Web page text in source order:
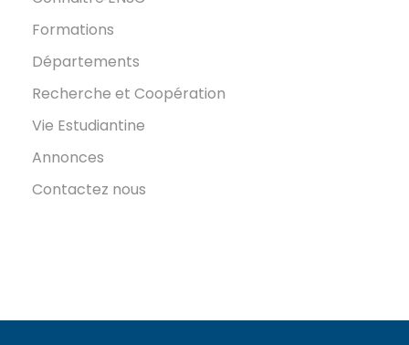
Formations
Départements
Recherche et Coopération
Vie Estudiantine
Annonces
Contactez nous